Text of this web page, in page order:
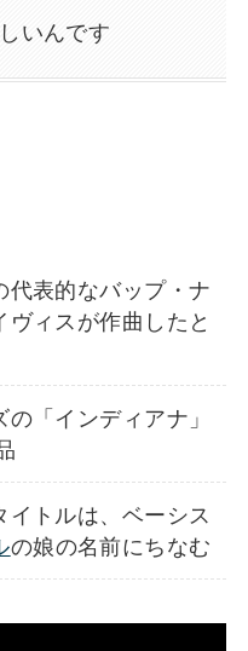
いんです
代表的なバップ・ナ
ヴィスが作曲したと
「インディアナ」
イトルは、ベーシス
の娘の名前にちなむ